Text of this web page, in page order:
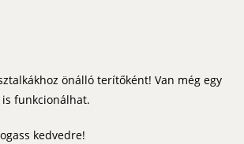
önálló terítőként! Van még egy
funkcionálhat.
kedvedre!